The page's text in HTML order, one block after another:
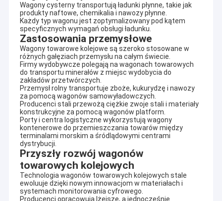
Wycieczka po fabryce
Kontrola jakości
Skontaktuj się z nami
Poproś o wycenę
Wagon kolejowy
Wagony samowyładowcze
Cysterny kolejowe
Wagon kolejowy
Wagony cysterny transportują ładunki płynne, takie jak
produkty naftowe, chemikalia i nawozy płynne.
Każdy typ wagonu jest zoptymalizowany pod kątem
specyficznych wymagań obsługi ładunku.
Zastosowania przemysłowe
Wagony towarowe kolejowe są szeroko stosowane w
różnych gałęziach przemysłu na całym świecie.
Firmy wydobywcze polegają na wagonach towarowych
do transportu minerałów z miejsc wydobycia do
zakładów przetwórczych.
Przemysł rolny transportuje zboże, kukurydzę i nawozy
za pomocą wagonów samowyładowczych.
Producenci stali przewożą ciężkie zwoje stali i materiały
konstrukcyjne za pomocą wagonów platform.
Porty i centra logistyczne wykorzystują wagony
kontenerowe do przemieszczania towarów między
terminalami morskim a śródlądowymi centrami
dystrybucji.
Przyszły rozwój wagonów
towarowych kolejowych
Technologia wagonów towarowych kolejowych stale
ewoluuje dzięki nowym innowacjom w materiałach i
systemach monitorowania cyfrowego.
Producenci opracowują lżejsze, a jednocześnie
górnictwie, hutnictwie, przemyśle chemicznym, naftowym,
energetycznym, logistycznym i lokalnym transporcie kolejowym, którzy
posiadają linie kolejowe do własnego użytku.
Tieke Railway znajduje się w Lion Mountain High Tech Industrial
Development Zone, Tongling City, w prowincji Anhui, z dogodną
odległością od drogi ekspresowej, szybkiej kolei i międzynarodowego
lotniska Nanjing Lukou.Ma 8,5 mln USD kapitału rejestrowego, 60000
㎡powierzchni pokrytej i 30000㎡powierzchni roślin.Zatrudnia 250
pracowników, z których 30 to starsi i średniozaawansowani
inżynierowie, którzy mają bogate doświadczenie zawodowe w chińskiej
kolei.
Tongling Tieke Railway Equipment Co., Ltd posiada kompletną linię
produkcyjną do produkcji i naprawy wagonów kolejowych.Jest w stanie
świadczyć kompleksowe usługi w zakresie badań i rozwoju wagonów
kolejowych, rekonfiguracji wagonów kolejowych, naprawy wagonów
kolejowych, wynajmu wagonów kolejowych, części zamiennych do
wagonów itp. Produkuje, konserwuje i naprawia różne wagony kolejowe
jak otwarte, platformy, samo - wagony rozładunkowe, wagony do
przewozu surówki, wagony samowyładowcze i inne wagony o